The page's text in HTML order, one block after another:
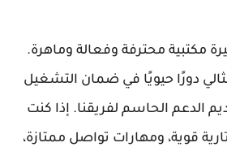
مكتبية محترفة وفعالة وماهرة.
دورًا حيويًا في ضمان التشغيل
الدعم الحاسم لفريقنا. إذا كنت
قوية، ومهارات تواصل ممتازة،